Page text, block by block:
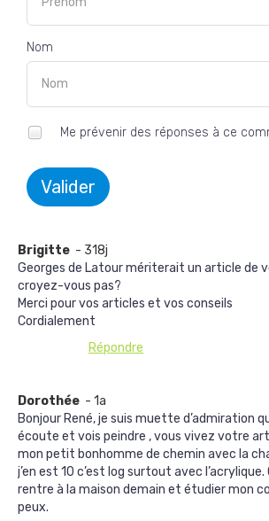
Nom
Me prévenir des réponses à ce
Valider
Brigitte - 318j
Georges de Latour mériterait un article de
croyez-vous pas?
Merci pour vos articles et vos conseils
Cordialement
Répondre
Dorothée - 1a
Bonjour René, je suis muette d’admiration
écoute et vois peindre , vous vivez votre art
mon petit bonhomme de chemin avec la
j’en est 10 c’est log surtout avec l’acrylique.
rentre à la maison demain et étudier mon
peux.